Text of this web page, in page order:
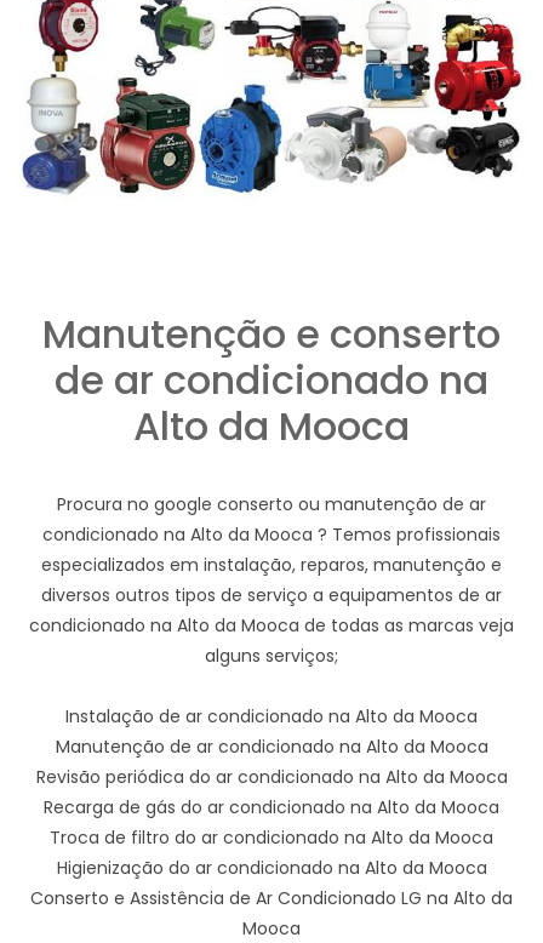
Manutenção e conserto
de ar condicionado na
Alto da Mooca
Procura no google conserto ou manutenção de ar
condicionado na Alto da Mooca ? Temos profissionais
especializados em instalação, reparos, manutenção e
diversos outros tipos de serviço a equipamentos de ar
condicionado na Alto da Mooca de todas as marcas veja
alguns serviços;
Instalação de ar condicionado na Alto da Mooca
Manutenção de ar condicionado na Alto da Mooca
Revisão periódica do ar condicionado na Alto da Mooca
Recarga de gás do ar condicionado na Alto da Mooca
Troca de filtro do ar condicionado na Alto da Mooca
Higienização do ar condicionado na Alto da Mooca
Conserto e Assistência de Ar Condicionado LG na Alto da
Mooca